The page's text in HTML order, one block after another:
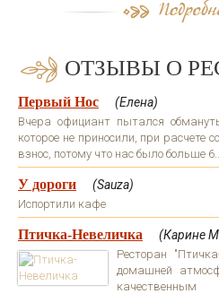
ОТЗЫВЫ О
Первый Нос (Елена)
Вчера официант пытался
которое не приносили, при расчете
взнос, потому что нас было больше 6...
У дороги (Sauza)
Испортили кафе
Птичка-Невеличка (Карине
Ресторан
домашней
качественным